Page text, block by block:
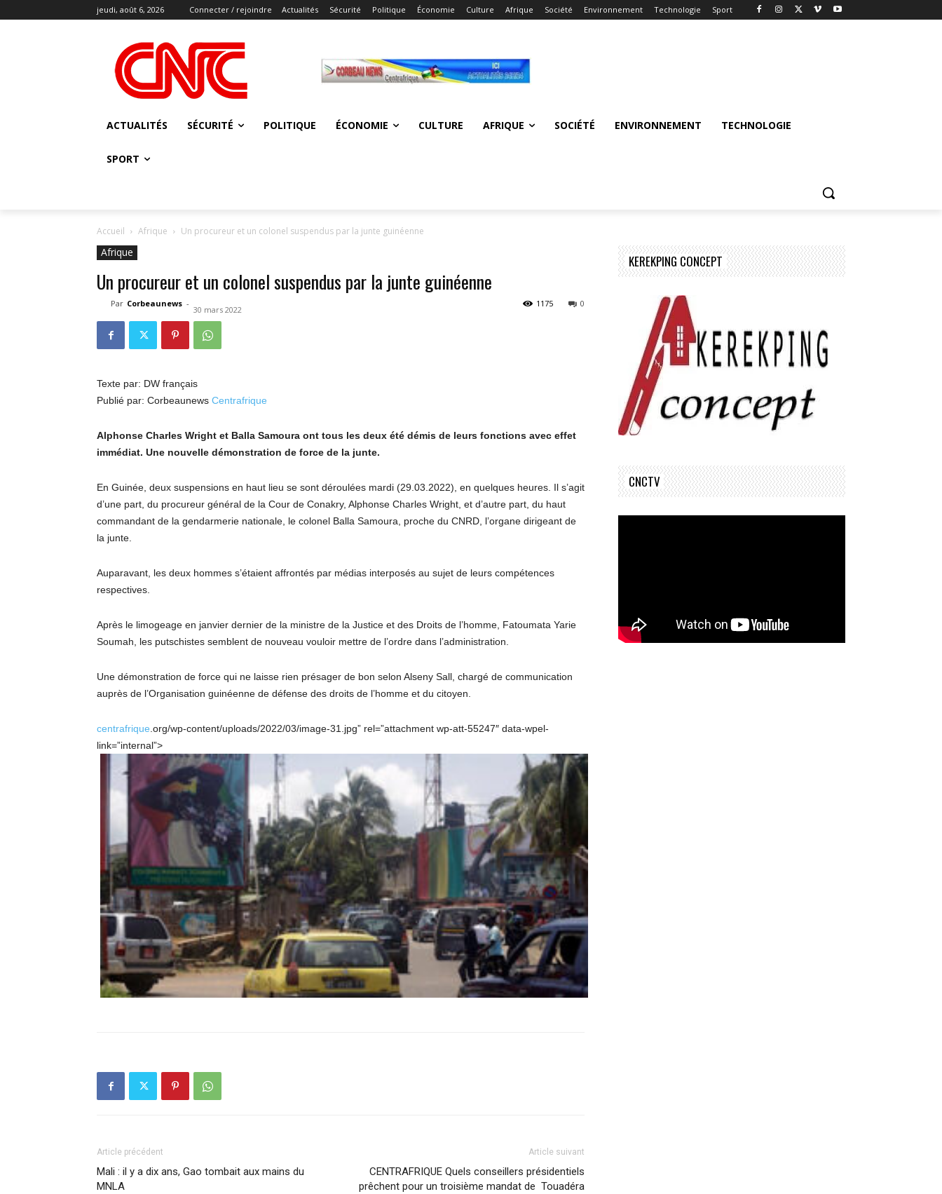
jeudi, août 6, 2026 Connecter / rejoindre Actualités Sécurité Politique Économie Culture Afrique Société Environnement Technologie Sport
ACTUALITÉS SÉCURITÉ POLITIQUE ÉCONOMIE CULTURE AFRIQUE SOCIÉTÉ ENVIRONNEMENT TECHNOLOGIE
SPORT
Accueil Afrique Un procureur et un colonel suspendus par la junte guinéenne
Afrique
Un procureur et un colonel suspendus par la junte guinéenne
Par Corbeaunews -
30 mars 2022
0
1175
Texte par: DW français
Publié par: Corbeaunews Centrafrique
Alphonse Charles Wright et Balla Samoura ont tous les deux été démis de leurs fonctions avec effet
immédiat. Une nouvelle démonstration de force de la junte.
En Guinée, deux suspensions en haut lieu se sont déroulées mardi (29.03.2022), en quelques heures. Il s’agit
d’une part, du procureur général de la Cour de Conakry, Alphonse Charles Wright, et d’autre part, du haut
commandant de la gendarmerie nationale, le colonel Balla Samoura, proche du CNRD, l’organe dirigeant de
la junte.
Auparavant, les deux hommes s’étaient affrontés par médias interposés au sujet de leurs compétences
respectives.
Après le limogeage en janvier dernier de la ministre de la Justice et des Droits de l’homme, Fatoumata Yarie
Soumah, les putschistes semblent de nouveau vouloir mettre de l’ordre dans l’administration.
Une démonstration de force qui ne laisse rien présager de bon selon Alseny Sall, chargé de communication
auprès de l’Organisation guinéenne de défense des droits de l’homme et du citoyen.
centrafrique .org/wp-content/uploads/2022/03/image-31.jpg” rel=”attachment wp-att-55247″ data-wpel-
link=”internal”>
Article précédent
Mali : il y a dix ans, Gao tombait aux mains du
MNLA
Article suivant
CENTRAFRIQUE Quels conseillers présidentiels
prêchent pour un troisième mandat de Touadéra
KEREKPING CONCEPT
CNCTV